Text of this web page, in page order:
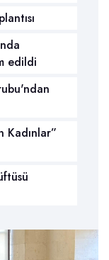
edildi
Kadınlar”